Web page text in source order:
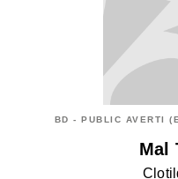
BD - PUBLIC AVERTI
Mal